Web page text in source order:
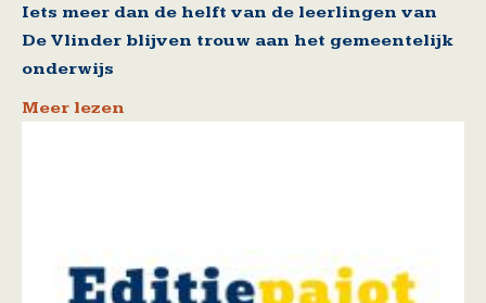
Iets meer dan de helft van de leerlingen van
De Vlinder blijven trouw aan het gemeentelijk
onderwijs
Meer lezen